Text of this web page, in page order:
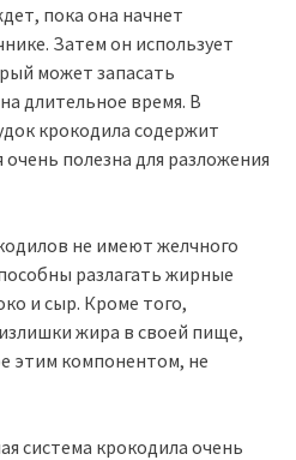
пока она начнет
Затем он использует
может запасать
длительное время. В
крокодила содержит
полезна для разложения
не имеют желчного
разлагать жирные
и сыр. Кроме того,
жира в своей пище,
этим компонентом, не
система крокодила очень